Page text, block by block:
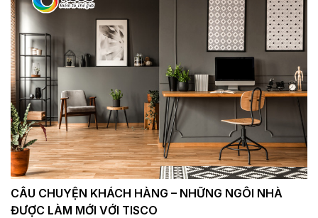
CÂU CHUYỆN KHÁCH HÀNG – NHỮNG NGÔI NHÀ
ĐƯỢC LÀM MỚI VỚI TISCO